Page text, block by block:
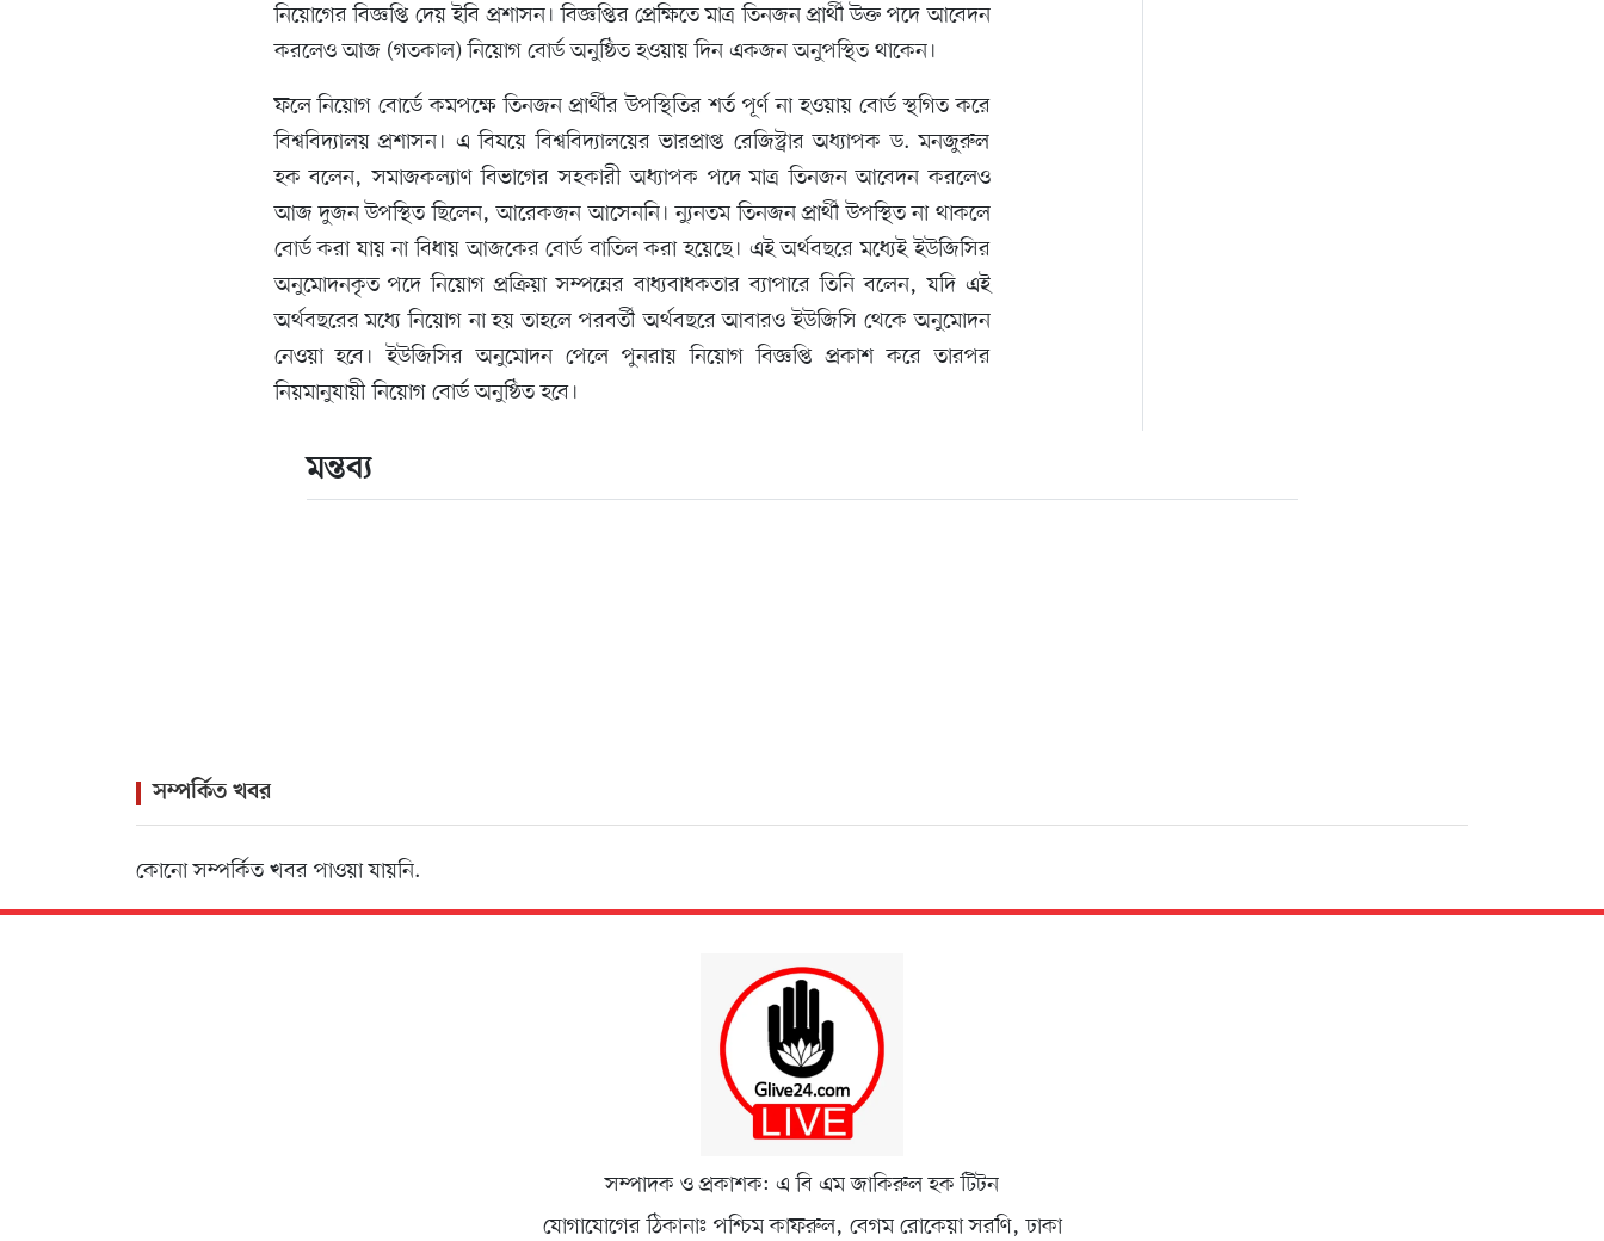
নিয়োগের বিজ্ঞপ্তি দেয় ইবি প্রশাসন। বিজ্ঞপ্তির প্রেক্ষিতে মাত্র তিনজন প্রার্থী উক্ত পদে আবেদন
করলেও আজ (গতকাল) নিয়োগ বোর্ড অনুষ্ঠিত হওয়ায় দিন একজন অনুপস্থিত থাকেন।
ফলে নিয়োগ বোর্ডে কমপক্ষে তিনজন প্রার্থীর উপস্থিতির শর্ত পূর্ণ না হওয়ায় বোর্ড স্থগিত করে
বিশ্ববিদ্যালয় প্রশাসন। এ বিষয়ে বিশ্ববিদ্যালয়ের ভারপ্রাপ্ত রেজিস্ট্রার অধ্যাপক ড. মনজুরুল
হক বলেন, সমাজকল্যাণ বিভাগের সহকারী অধ্যাপক পদে মাত্র তিনজন আবেদন করলেও
আজ দুজন উপস্থিত ছিলেন, আরেকজন আসেননি। ন্যুনতম তিনজন প্রার্থী উপস্থিত না থাকলে
বোর্ড করা যায় না বিধায় আজকের বোর্ড বাতিল করা হয়েছে। এই অর্থবছরে মধ্যেই ইউজিসির
অনুমোদনকৃত পদে নিয়োগ প্রক্রিয়া সম্পন্নের বাধ্যবাধকতার ব্যাপারে তিনি বলেন, যদি এই
অর্থবছরের মধ্যে নিয়োগ না হয় তাহলে পরবর্তী অর্থবছরে আবারও ইউজিসি থেকে অনুমোদন
নেওয়া হবে। ইউজিসির অনুমোদন পেলে পুনরায় নিয়োগ বিজ্ঞপ্তি প্রকাশ করে তারপর
নিয়মানুযায়ী নিয়োগ বোর্ড অনুষ্ঠিত হবে।
মন্তব্য
সম্পর্কিত খবর
কোনো সম্পর্কিত খবর পাওয়া যায়নি.
সম্পাদক ও প্রকাশক: এ বি এম জাকিরুল হক টিটন
যোগাযোগের ঠিকানাঃ পশ্চিম কাফরুল, বেগম রোকেয়া সরণি, ঢাকা